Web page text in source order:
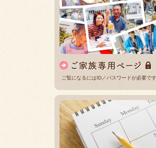
ご覧になるにはID／パスワードが必要です